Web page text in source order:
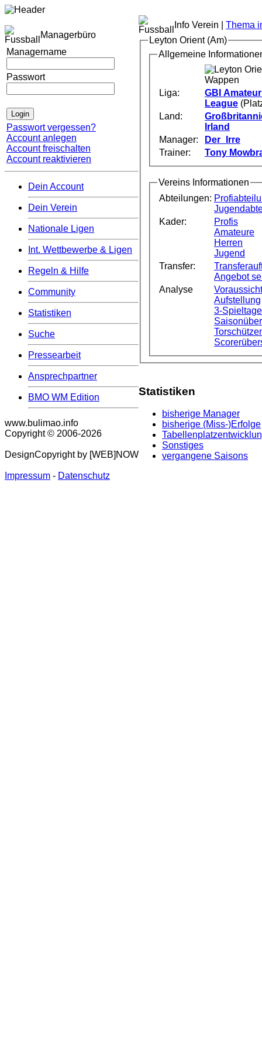
Managerbüro
Managername
Passwort
Passwort vergessen?
Account anlegen
Account freischalten
Account reaktivieren
Dein Account
Dein Verein
Nationale Ligen
Int. Wettbewerbe & Ligen
Regeln & Hilfe
Community
Statistiken
Suche
Pressearbeit
Ansprechpartner
BMO WM Edition
www.bulimao.info
Copyright © 2006-2026
DesignCopyright by [WEB]NOW
Info Verein | Thema
Leyton Orient (Am)
Allgemeine
Liga:
GBI
League
Land:
Irland
Manager:
Der_Irre
Trainer:
Tony
Vereins Informationen
Abteilungen:
Kader:
Profis
Amateure
Herren
Jugend
Transfer:
Angebot
Analyse
Aufstellung
3-
Statistiken
bisherige Manager
bisherige (Miss-)Erfolge
Sonstiges
vergangene Saisons
Impressum - Datenschutz